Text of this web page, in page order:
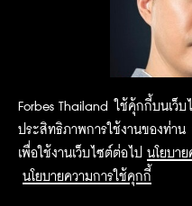
Forbes Thailand ใช้คุ้กกี้บนเว็บ
ประสิทธิภาพการใช้งานของท่า
เพื่อใช้งานเว็บไซต์ต่อไป นโยบาย
นโยบายความการใช้คุกกี้
2015